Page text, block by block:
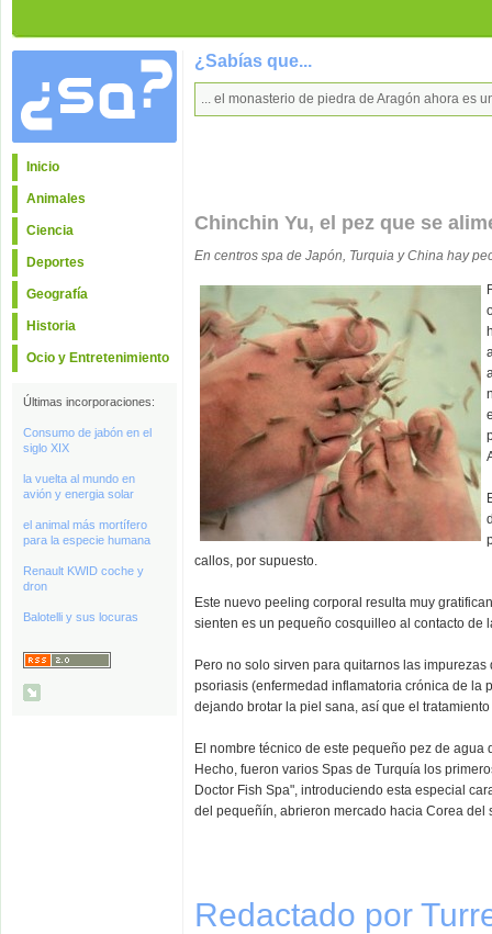
Inicio
Animales
Ciencia
Deportes
Geografía
Historia
Ocio y Entretenimiento
Últimas incorporaciones:
Consumo de jabón en el
siglo XIX
la vuelta al mundo en
avión y energia solar
el animal más mortífero
para la especie humana
Renault KWID coche y
dron
Balotelli y sus locuras
¿Sabías que...
... el monasterio de piedra de Aragón ahora es
Chinchin Yu, el pez que se
En centros spa de Japón, Turquia y China hay
callos, por supuesto.
Este nuevo peeling corporal resulta muy
sienten es un pequeño cosquilleo al contacto de
Pero no solo sirven para quitarnos las
psoriasis (enfermedad inflamatoria crónica de la
dejando brotar la piel sana, así que el
El nombre técnico de este pequeño pez de
Hecho, fueron varios Spas de Turquía los
Doctor Fish Spa", introduciendo esta especial
del pequeñín, abrieron mercado hacia Corea del
Redactado por